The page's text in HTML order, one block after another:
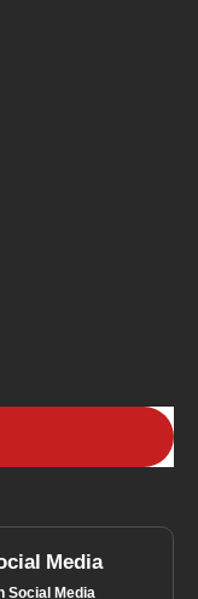
Media
Social Media